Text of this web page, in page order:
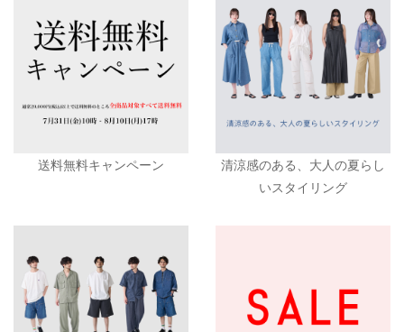
送料無料キャンペーン
清涼感のある、大人の夏らし
いスタイリング